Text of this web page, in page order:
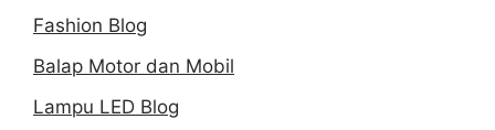
Fashion Blog
Balap Motor dan Mobil
Lampu LED Blog